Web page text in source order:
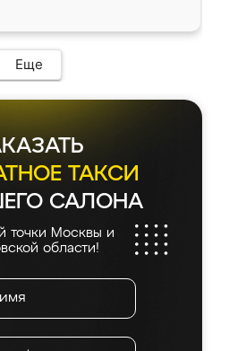
Еще
ТАКСИ
САЛОНА
точки Москвы и
области!